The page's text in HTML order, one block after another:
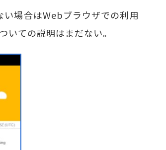
場合はWebブラウザでの利用
いての説明はまだない。